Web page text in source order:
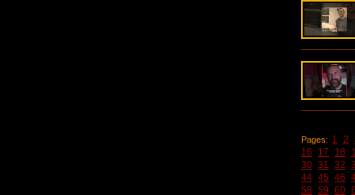
Pages: 1 2
16
17 18
30 31 32
44 45 46
58 59 60